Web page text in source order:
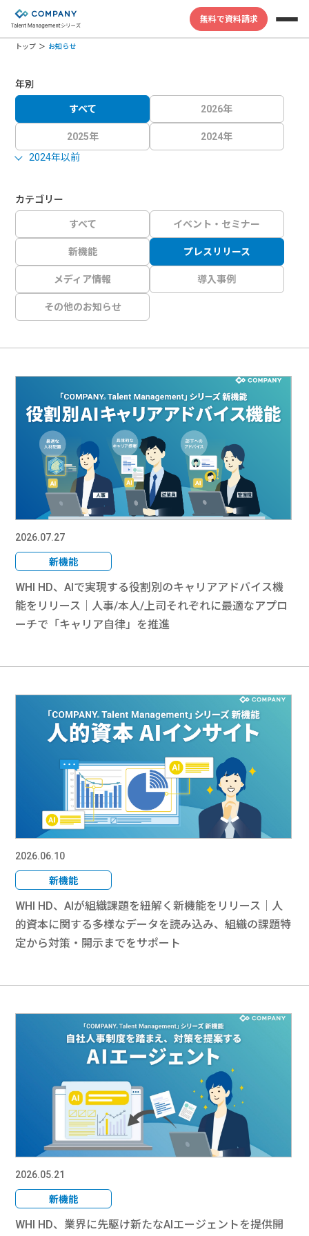
無料で資料請求
トップ お知らせ
年別
すべて 2026年
2025年
2024年
2024年以前
カテゴリー
すべて イベント・セミナー
新機能 プレスリリース
メディア情報 導入事例
その他のお知らせ
2026.07.27
新機能
WHI HD、AIで実現する役割別のキャリアアドバイス機
能をリリース｜人事/本人/上司それぞれに最適なアプロ
ーチで「キャリア自律」を推進
2026.06.10
新機能
WHI HD、AIが組織課題を紐解く新機能をリリース｜人
的資本に関する多様なデータを読み込み、組織の課題特
定から対策・開示までをサポート
2026.05.21
新機能
WHI HD、業界に先駆け新たなAIエージェントを提供開